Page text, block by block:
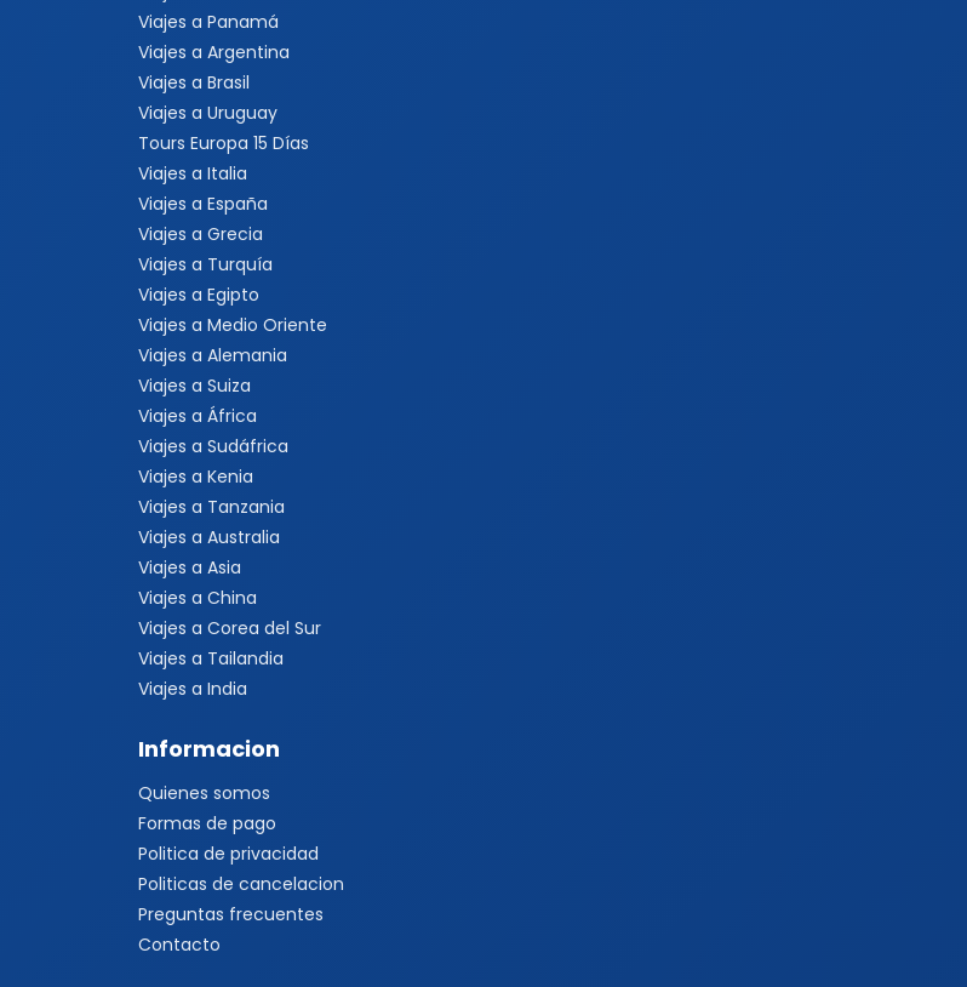
Viajes a Panamá
Viajes a Argentina
Viajes a Brasil
Viajes a Uruguay
Tours Europa 15 Días
Viajes a Italia
Viajes a España
Viajes a Grecia
Viajes a Turquía
Viajes a Egipto
Viajes a Medio Oriente
Viajes a Alemania
Viajes a Suiza
Viajes a África
Viajes a Sudáfrica
Viajes a Kenia
Viajes a Tanzania
Viajes a Australia
Viajes a Asia
Viajes a China
Viajes a Corea del Sur
Viajes a Tailandia
Viajes a India
Informacion
Quienes somos
Formas de pago
Politica de privacidad
Politicas de cancelacion
Preguntas frecuentes
Contacto